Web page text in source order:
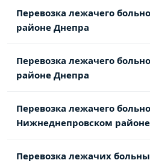
Перевозка лежачего
районе Днепра
Перевозка лежачего
районе Днепра
Перевозка лежачего
Нижнеднепровском
Перевозка лежачих